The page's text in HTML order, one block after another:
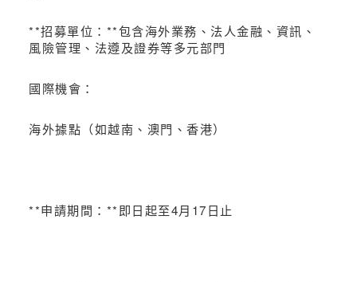
**招募單位：**包含海外業務、法人金融、資訊、
風險管理、法遵及證券等多元部門
國際機會：
海外據點（如越南、澳門、香港）
**申請期間：**即日起至4月17日止